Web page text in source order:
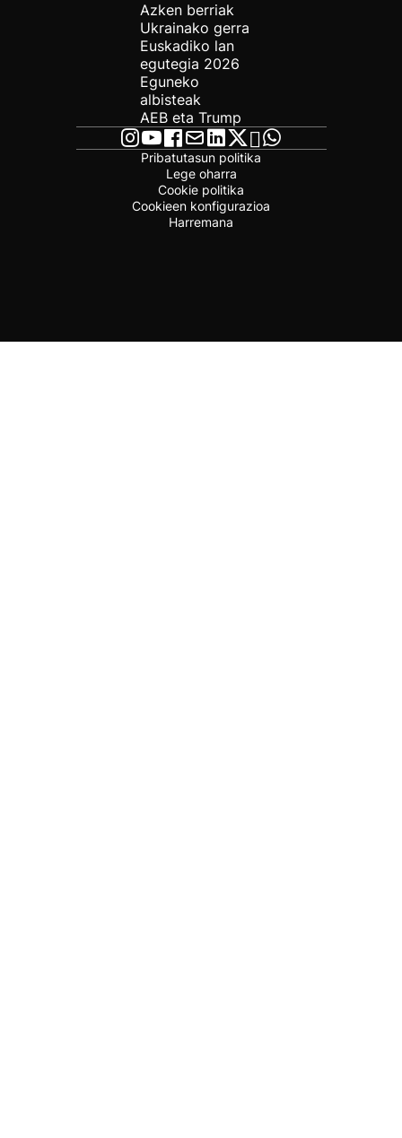
Azken berriak
Ukrainako gerra
Euskadiko lan
egutegia 2026
Eguneko
albisteak
AEB eta Trump
Pribatutasun politika
Lege oharra
Cookie politika
Cookieen konfigurazioa
Harremana